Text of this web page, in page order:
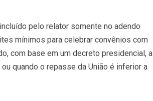
pelo relator somente no adendo
mínimos para celebrar convênios com
com base em um decreto presidencial, a
quando o repasse da União é inferior a